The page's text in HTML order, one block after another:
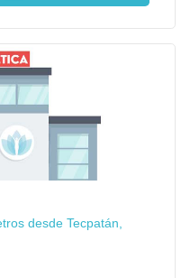
desde Tecpatán,